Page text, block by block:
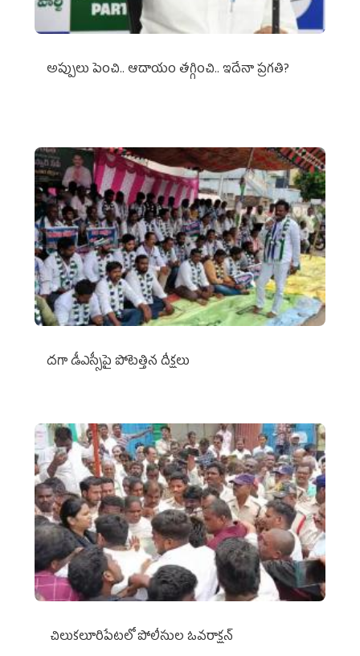
అప్పులు పెంచి.. ఆదాయం తగ్గించి.. ఇదేనా ప్రగతి?
దగా డీఎస్సీపై పోటెత్తిన దీక్షలు
చిలుక‌లూరిపేట‌లో పోలీసుల ఓవ‌రాక్ష‌న్‌